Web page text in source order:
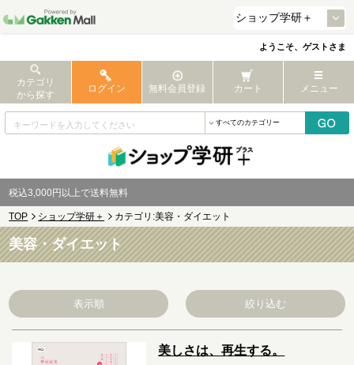
ようこそ、ゲストさま
カテゴリ
から探す
ログイン 無料会員登録 カート メニュー
税込3,000円以上で送料無料
TOP ショップ学研＋ カテゴリ:美容・ダイエット
美容・ダイエット
表示順 絞り込む
美しさは、再生する。